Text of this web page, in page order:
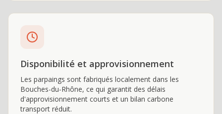
Disponibilité et approvisionnement
Les parpaings sont fabriqués localement dans les
Bouches-du-Rhône, ce qui garantit des délais
d'approvisionnement courts et un bilan carbone
transport réduit.